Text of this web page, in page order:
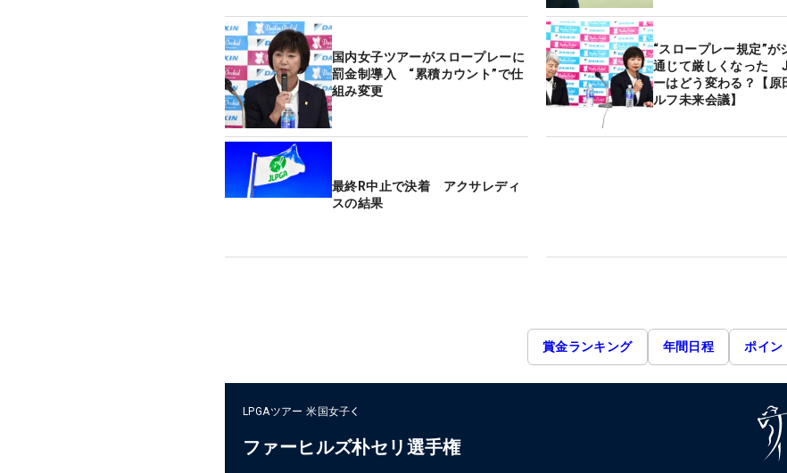
国内女子ツアーがスロープレーに
罰金制導入 “累積カウント”で仕
組み変更
“スロープレー規定”が
通じて厳しくなった
ーはどう変わる？【原
ルフ未来会議】
最終R中止で決着 アクサレディ
スの結果
賞金ランキング 年間日程 ポイン
LPGAツアー 米国女子
ファーヒルズ朴セリ選手権